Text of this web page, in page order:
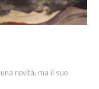
novità, ma il suo